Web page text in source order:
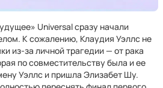
Universal сразу начали
К сожалению, Клаудия Уэллс не
из-за личной трагедии — от рака
по совместительству была и ее
Уэллс и пришла Элизабет Шу.